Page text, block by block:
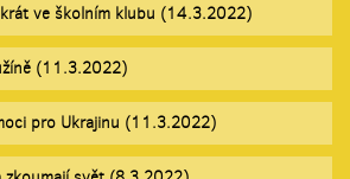
ve školním klubu (14.3.2022)
(11.3.2022)
pro Ukrajinu (11.3.2022)